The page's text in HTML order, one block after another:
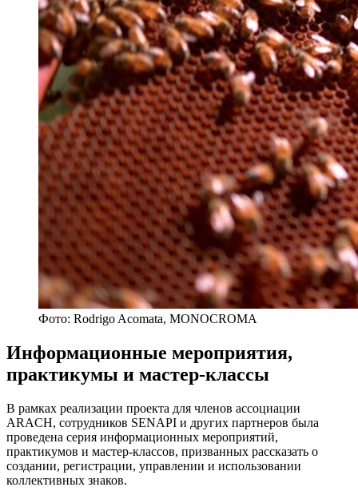
Фото: Rodrigo Acomata, MONOCROMA
Информационные мероприятия,
практикумы и мастер-классы
В рамках реализации проекта для членов ассоциации
ARACH, сотрудников SENAPI и других партнеров была
проведена серия информационных мероприятий,
практикумов и мастер-классов, призванных рассказать о
создании, регистрации, управлении и использовании
коллективных знаков.